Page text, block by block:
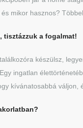
mikor hasznos?
tisztázzuk a fogalmat!
készülsz,
ingatlan
kívánatosabbá váljon,